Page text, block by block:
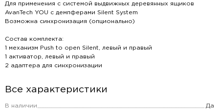
Для применения с системой выдвижных деревянных ящиков
AvanTech YOU с демпферами Silent System
Возможна синхронизация (опционально)
Состав комплекта:
1 механизм Push to open Silent, левый и правый
1 активатор, левый и правый
2 адаптера для синхронизации
Все характеристики
В наличии Да